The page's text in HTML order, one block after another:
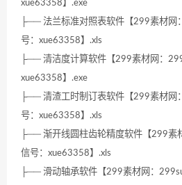
xue63358】.exe
├── 法兰标准对照表软件【299素材网
号：xue63358】.xls
├── 清洁度计算软件【299素材网：
xue63358】.exe
├── 清渣工时制订表软件【299素材网
号：xue63358】.xls
├── 渐开线圆柱齿轮精度软件【299素
信号：xue63358】.xls
├── 滑动轴承软件【299素材网：